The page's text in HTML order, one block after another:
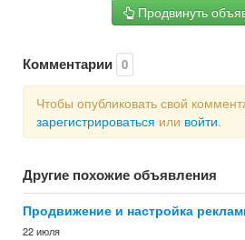
Продвинуть
Комментарии 0
Чтобы опубликовать свой
зарегистрироваться или войти.
Другие похожие объявления
Продвижение и настройка
22 июля